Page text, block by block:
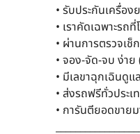
• รับประกันเครื่อ
• เราคัดเฉพาะร
• ผ่านการตรวจเ
• จอง-จัด-จบ ง่าย
• มีเลขาฉุกเฉินดูแ
• ส่งรถฟรีทั่วประเ
• การันตียอดขาย